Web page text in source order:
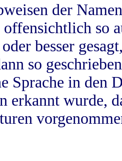
der
so
besser
so
Sprache in
erkannt wurde,